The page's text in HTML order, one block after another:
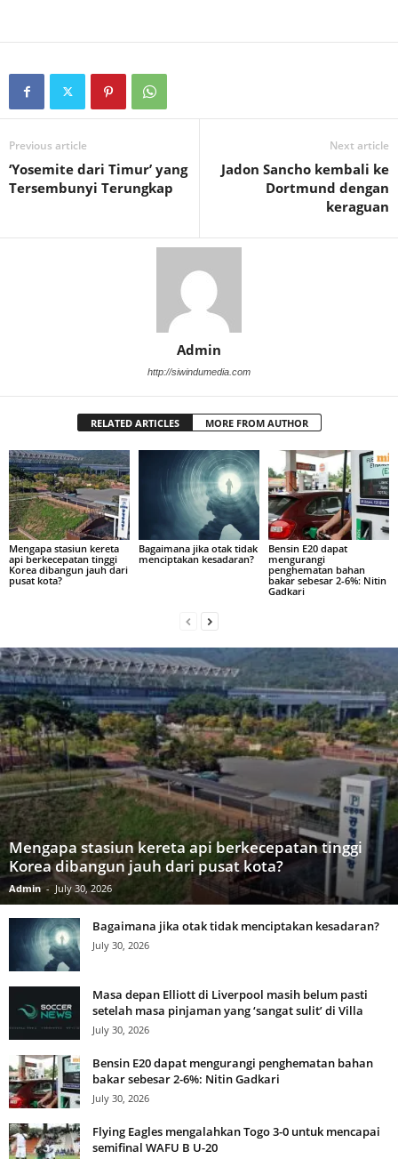
Previous article
‘Yosemite dari Timur’ yang
Tersembunyi Terungkap
Next article
Jadon Sancho kembali ke
Dortmund dengan
keraguan
Admin
http://siwindumedia.com
RELATED ARTICLES MORE FROM AUTHOR
Mengapa stasiun kereta
api berkecepatan tinggi
Korea dibangun jauh dari
pusat kota?
Bagaimana jika otak tidak
menciptakan kesadaran?
Bensin E20 dapat
mengurangi
penghematan bahan
bakar sebesar 2-6%: Nitin
Gadkari
Mengapa stasiun kereta api berkecepatan tinggi
Korea dibangun jauh dari pusat kota?
Admin - July 30, 2026
Bagaimana jika otak tidak menciptakan kesadaran?
July 30, 2026
Masa depan Elliott di Liverpool masih belum pasti
setelah masa pinjaman yang ‘sangat sulit’ di Villa
July 30, 2026
Bensin E20 dapat mengurangi penghematan bahan
bakar sebesar 2-6%: Nitin Gadkari
July 30, 2026
Flying Eagles mengalahkan Togo 3-0 untuk mencapai
semifinal WAFU B U-20